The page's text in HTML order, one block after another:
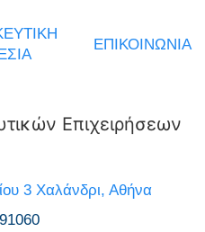
ΕΠΙΚΟΙΝΩΝΙΑ
Επιχειρήσεων
3 Χαλάνδρι, Αθήνα